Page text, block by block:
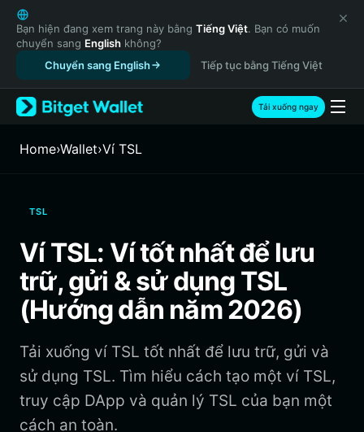
English
日本語
Tiếng Việt
Русский
Español (Latinoamérica)
Türkçe
Français
繁體中文
Bahasa Indonesia
ภาษาไทย
हिन्दी
Español
Português (Brasil)
Español (Argentina)
Bạn hiện đang xem trang này bằng Tiếng Việt. Bạn có muốn
chuyển sang English không?
Chuyển sang English
Tiếp tục bằng Tiếng Việt
Tải xuống ngay
Home›Wallet›‌Ví TSL
TSL
Ví TSL: Ví tốt nhất để lưu
trữ, gửi & sử dụng TSL
(Hướng dẫn năm 2026)
Tải xuống ví TSL tốt nhất để lưu trữ, gửi và
sử dụng TSL. Tìm hiểu cách tạo một ví TSL,
truy cập DApp và quản lý TSL của bạn một
cách an toàn.